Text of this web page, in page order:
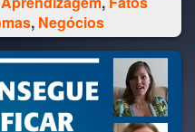
, Negócios